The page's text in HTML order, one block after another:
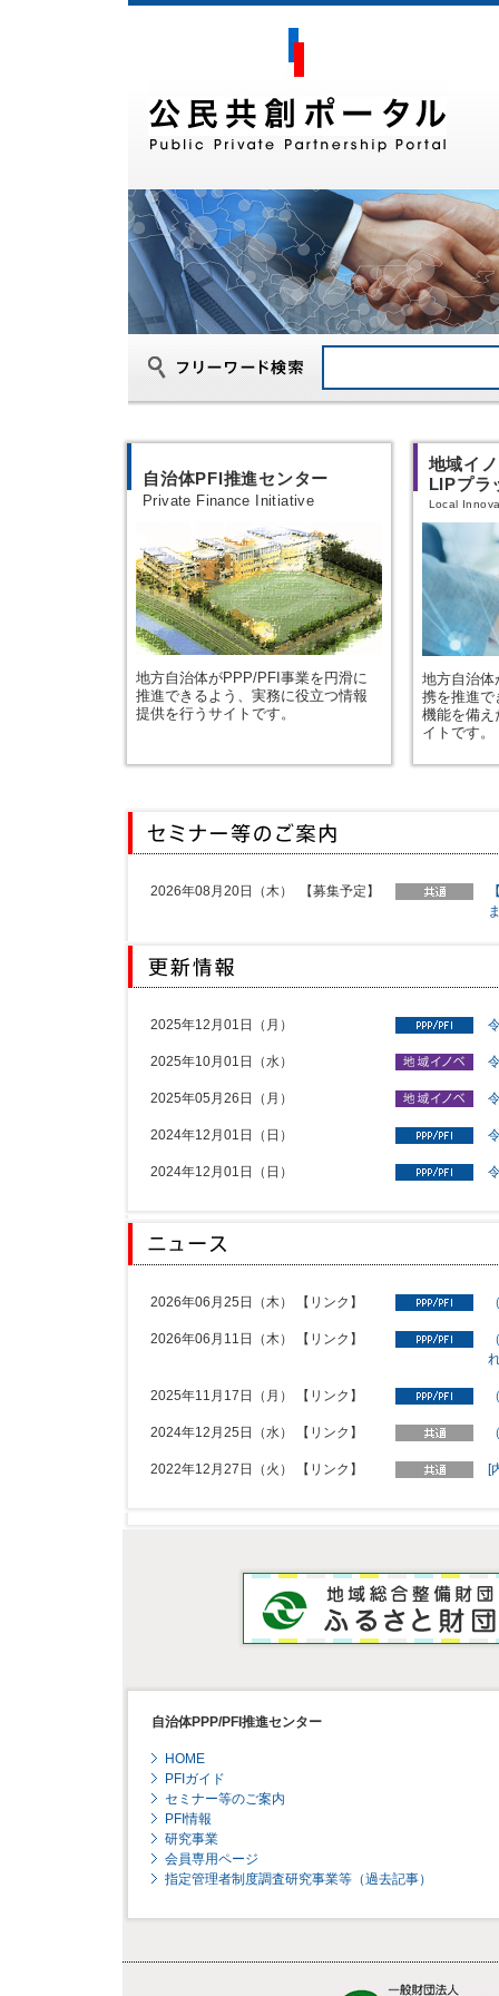
自治体PFI推進センター
Private Finance Initiative
地方自治体がPPP/PFI事業を円滑に
推進できるよう、実務に役立つ情報
提供を行うサイトです。
地域イ
LIPプラ
Local
地方自治体
携を推進で
機能を備え
イトです。
2026年08月20日（木） 【募集予定】
2025年12月01日（月）
2025年10月01日（水）
2025年05月26日（月）
2024年12月01日（日）
2024年12月01日（日）
2026年06月25日（木） 【リンク】
2026年06月11日（木） 【リンク】
2025年11月17日（月） 【リンク】
2024年12月25日（水） 【リンク】
2022年12月27日（火） 【リンク】 [
自治体PPP/PFI推進センター
HOME
PFIガイド
セミナー等のご案内
PFI情報
研究事業
会員専用ページ
指定管理者制度調査研究事業等（過去記事）